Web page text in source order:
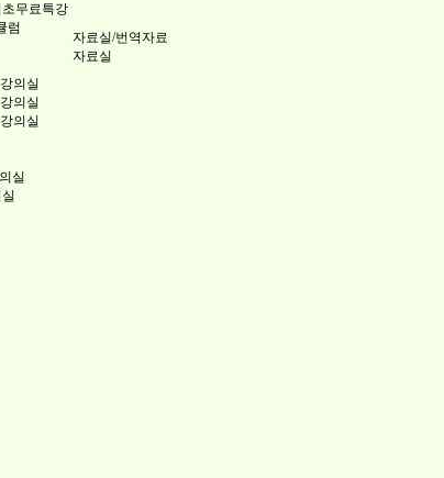
무료특강
럼
의실
의실
의실
실
자료실/번역자료
자료실